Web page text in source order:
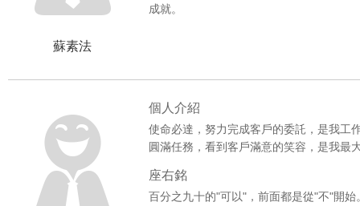
***賀成交***大樹瓦厝街舊制農地住
***賀成交***鳳山國中捷運站~騎樓
成就。
蘇素法
個人介紹
使命必達，努力完成客戶的委託，是我工
圓滿任務，看到客戶滿意的笑容，是我最
座右銘
百分之九十的"可以"，前面都是從"不"開始